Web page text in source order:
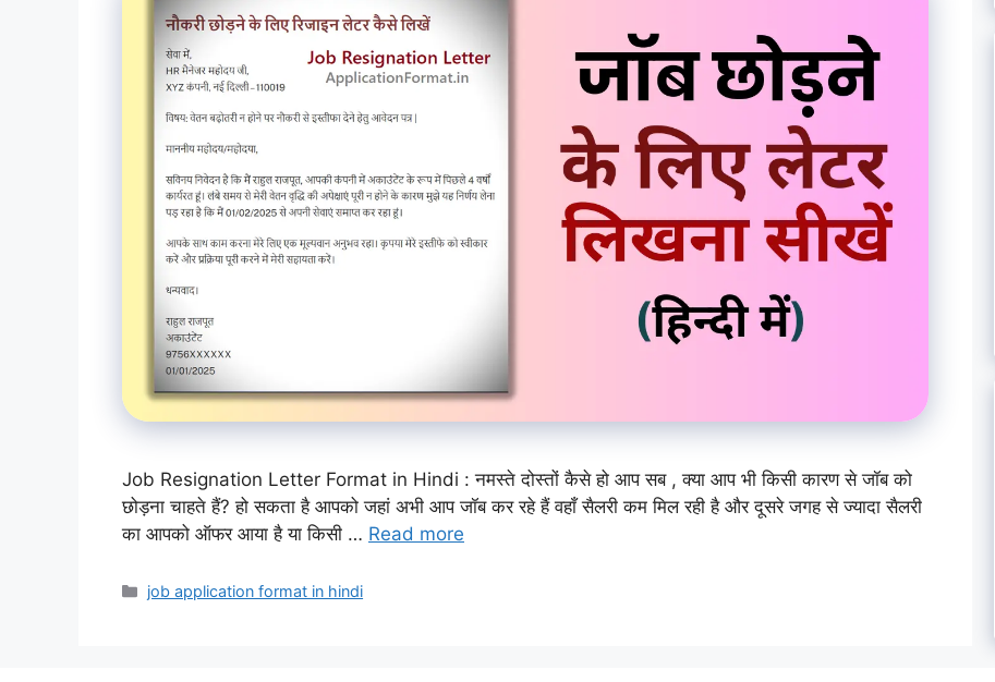
Job Resignation Letter Format in Hindi : नमस्ते दोस्तों कैसे हो आप सब , क्या आप भी किसी कारण से जॉब को
छोड़ना चाहते हैं? हो सकता है आपको जहां अभी आप जॉब कर रहे हैं वहाँ सैलरी कम मिल रही है और दूसरे जगह से ज्यादा सैलरी
का आपको ऑफर आया है या किसी … Read more
Categories
job application format in hindi